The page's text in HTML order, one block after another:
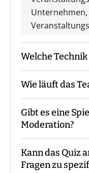
Welche
Wir benötigen
und Leinwand
Bildschirm.
Wie läuft das
Der
zum
Begrüßung
Einweisung in
Gibt es eine
Moderation?
Bei unserem
Kann das Quiz
Fragen zu